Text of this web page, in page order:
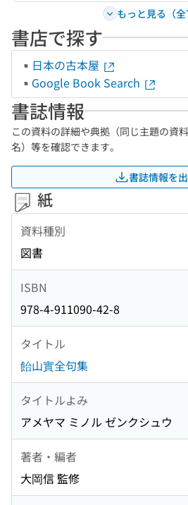
もっと見る（全
書店で探す
日本の古本屋
Google Book Search
書誌情報
この資料の詳細や典拠（同じ主題の資
名）等を確認できます。
書誌情報を
紙
資料種別
図書
ISBN
978-4-911090-42-8
タイトル
飴山實全句集
タイトルよみ
アメヤマ ミノル ゼンクシュウ
著者・編者
大岡信 監修